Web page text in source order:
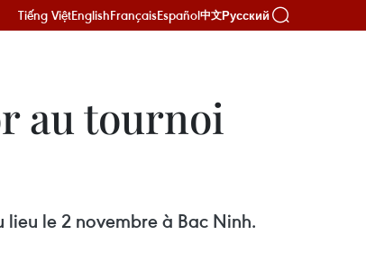
Tiếng ViệtEnglishFrançaisEspañol中文Русский
au tournoi
le 2 novembre à Bac Ninh.